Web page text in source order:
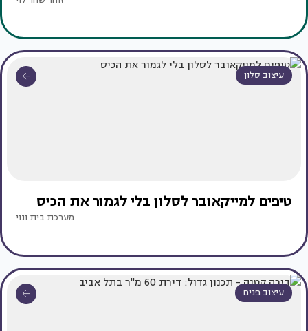
עיצוב סלון
טיפים למייקאובר לסלון בלי לגמור את הכיס
מערכת בית ונוי
עיצוב פנים